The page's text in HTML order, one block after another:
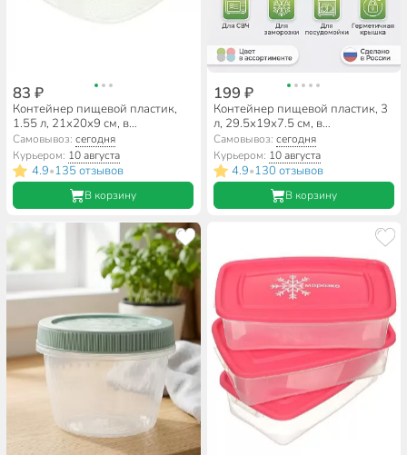
83 ₽
Контейнер пищевой пластик,
1.55 л, 21х20х9 см, в
ассортименте, квадратный,
Мультипласт, MPG5989
Самовывоз:сегодня
Курьером: 10 августа
4.9•135 отзывов
В корзину
199 ₽
Контейнер пищевой пластик, 3
л, 29.5х19х7.5 см, в
ассортименте, прямоугольный,
Полимербыт, 4355400
Самовывоз: сегодня
Курьером: 10 августа
4.9•130 отзывов
В корзину